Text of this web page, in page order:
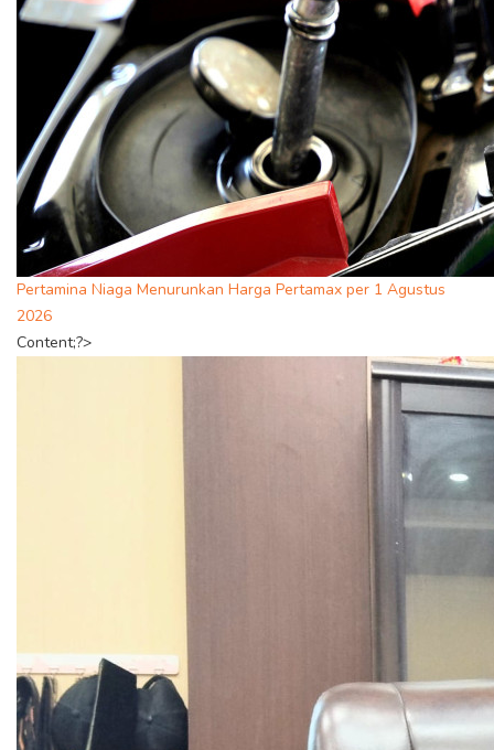
Pertamina Niaga Menurunkan Harga Pertamax per 1 Agustus
2026
Content;?>